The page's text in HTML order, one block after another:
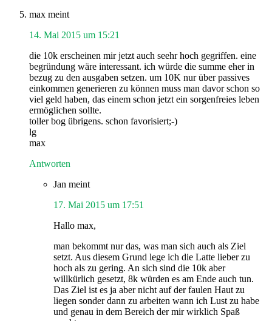
max meint
14. Mai 2015 um 15:21
die 10k erscheinen mir jetzt auch seehr hoch gegriffen. eine
begründung wäre interessant. ich würde die summe eher in
bezug zu den ausgaben setzen. um 10K nur über passives
einkommen generieren zu können muss man davor schon so
viel geld haben, das einem schon jetzt ein sorgenfreies leben
ermöglichen sollte.
toller bog übrigens. schon favorisiert;-)
lg
max
Antworten
Jan meint
17. Mai 2015 um 17:51
Hallo max,
man bekommt nur das, was man sich auch als Ziel
setzt. Aus diesem Grund lege ich die Latte lieber zu
hoch als zu gering. An sich sind die 10k aber
willkürlich gesetzt, 8k würden es am Ende auch tun.
Das Ziel ist es ja aber nicht auf der faulen Haut zu
liegen sonder dann zu arbeiten wann ich Lust zu habe
und genau in dem Bereich der mir wirklich Spaß